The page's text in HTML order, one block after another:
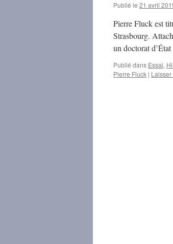
Publié le 21 avril
Pierre Fluck est
Strasbourg.
un doctorat
Publié dans Essai,
Pierre Fluck |